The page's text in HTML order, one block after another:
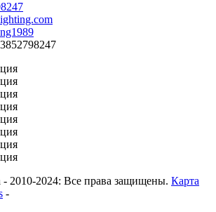
2010-2024: Все права защищены. Карта
-